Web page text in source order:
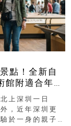
點！全新自
館附適合年
上深圳一日
，近年深圳更
於一身的親子